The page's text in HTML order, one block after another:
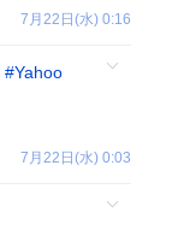
7月22日(水) 0:16
#Yahoo
7月22日(水) 0:03